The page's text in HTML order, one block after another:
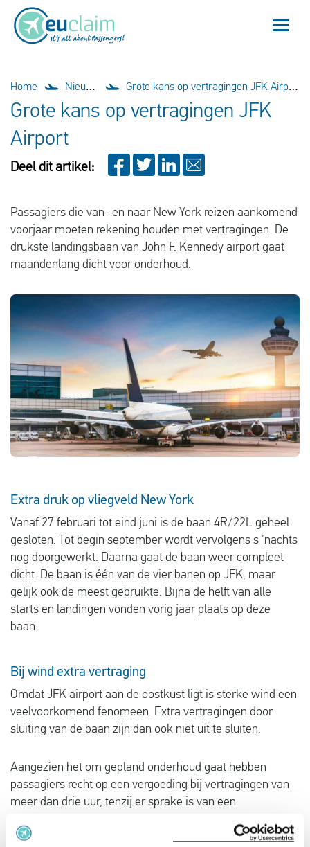
Vluchtproblemen
Gemaakte kosten
Vlucht gewijzigd
Aansluiting gemist
Over ons
Vlucht vertraagd
Inloggen
Home Nieuws Grote kans op vertragingen JFK Airport
Grote kans op vertragingen JFK
Airport
Deel dit artikel:
Passagiers die van- en naar New York reizen aankomend
voorjaar moeten rekening houden met vertragingen. De
drukste landingsbaan van John F. Kennedy airport gaat
maandenlang dicht voor onderhoud.
Extra druk op vliegveld New York
Vanaf 27 februari tot eind juni is de baan 4R/22L geheel
gesloten. Tot begin september wordt vervolgens s ’nachts
nog doorgewerkt. Daarna gaat de baan weer compleet
dicht. De baan is één van de vier banen op JFK, maar
gelijk ook de meest gebruikte. Bijna de helft van alle
starts en landingen vonden vorig jaar plaats op deze
baan.
Bij wind extra vertraging
Omdat JFK airport aan de oostkust ligt is sterke wind een
veelvoorkomend fenomeen. Extra vertragingen door
sluiting van de baan zijn dan ook niet uit te sluiten.
Aangezien het om gepland onderhoud gaat hebben
passagiers recht op een vergoeding bij vertragingen van
meer dan drie uur, tenzij er sprake is van een
alleen voor passagiers die vanuit de EU naar New York